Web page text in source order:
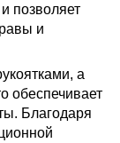
позволяет
и
а
обеспечивает
Благодаря